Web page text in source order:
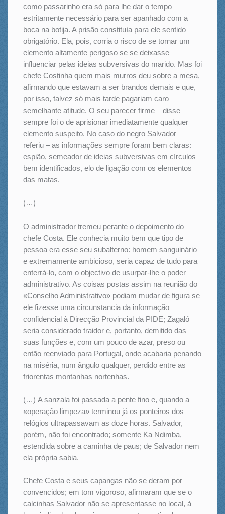
como passarinho era só para lhe dar o tempo
estritamente necessário para ser apanhado com a
boca na botija. A prisão constituía para ele sentido
obrigatório. Ela, pois, corria o risco de se tornar um
elemento altamente perigoso se se deixasse
influenciar pelas ideias subversivas do marido. Mas foi
chefe Costinha quem mais murros deu sobre a mesa,
afirmando que estavam a ser brandos demais e que,
por isso, talvez só mais tarde pagariam caro
semelhante atitude. O seu parecer firme – disse –
sempre foi o de aprisionar imediatamente qualquer
elemento suspeito. No caso do negro Salvador –
referiu – as informações sempre foram bem claras:
espião, semeador de ideias subversivas em círculos
bem identificados, elo de ligação com os elementos
das matas.
(…)
O administrador tremeu perante o depoimento do
chefe Costa. Ele conhecia muito bem que tipo de
pessoa era esse seu subalterno: homem sanguinário
e extremamente ambicioso, seria capaz de tudo para
enterrá-lo, com o objectivo de usurpar-lhe o poder
administrativo. As coisas postas assim na reunião do
«Conselho Administrativo» podiam mudar de figura se
ele fizesse uma circunstancia da informação
confidencial à Direcção Provincial da PIDE; Zagaló
seria considerado traidor e, portanto, demitido das
suas funções e, com um pouco de azar, preso ou
então reenviado para Portugal, onde acabaria penando
na miséria, num ângulo qualquer, perdido entre as
friorentas montanhas nortenhas.
(…) A sanzala foi passada a pente fino e, quando a
«operação limpeza» terminou já os ponteiros dos
relógios ultrapassavam as doze horas. Salvador,
porém, não foi encontrado; somente Ka Ndimba,
estendida sobre a caminha de paus; de Salvador nem
ela própria sabia.
Chefe Costa e seus capangas não se deram por
convencidos; em tom vigoroso, afirmaram que se o
calcinhas Salvador não se apresentasse no local, à